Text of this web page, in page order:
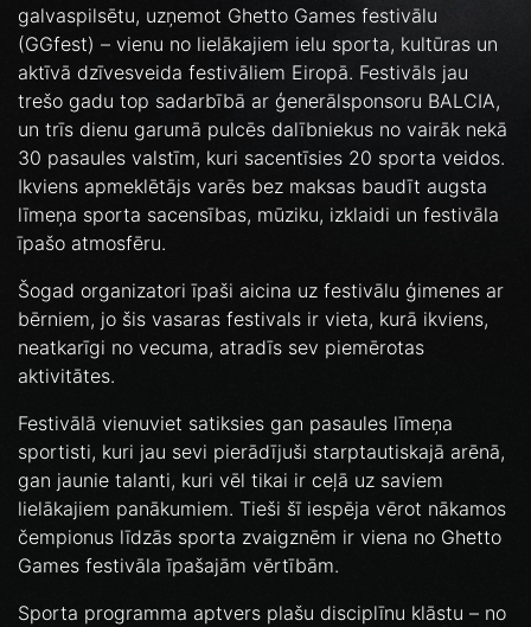
galvaspilsētu, uzņemot Ghetto Games festivālu
(GGfest) – vienu no lielākajiem ielu sporta, kultūras un
aktīvā dzīvesveida festivāliem Eiropā. Festivāls jau
trešo gadu top sadarbībā ar ģenerālsponsoru BALCIA,
un trīs dienu garumā pulcēs dalībniekus no vairāk nekā
30 pasaules valstīm, kuri sacentīsies 20 sporta veidos.
Ikviens apmeklētājs varēs bez maksas baudīt augsta
līmeņa sporta sacensības, mūziku, izklaidi un festivāla
īpašo atmosfēru.
Šogad organizatori īpaši aicina uz festivālu ģimenes ar
bērniem, jo šis vasaras festivals ir vieta, kurā ikviens,
neatkarīgi no vecuma, atradīs sev piemērotas
aktivitātes.
Festivālā vienuviet satiksies gan pasaules līmeņa
sportisti, kuri jau sevi pierādījuši starptautiskajā arēnā,
gan jaunie talanti, kuri vēl tikai ir ceļā uz saviem
lielākajiem panākumiem. Tieši šī iespēja vērot nākamos
čempionus līdzās sporta zvaigznēm ir viena no Ghetto
Games festivāla īpašajām vērtībām.
Sporta programma aptvers plašu disciplīnu klāstu – no